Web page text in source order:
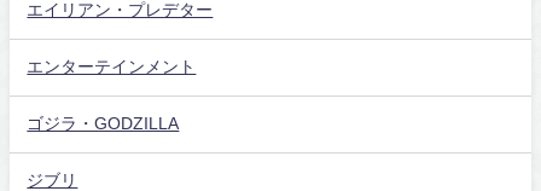
エイリアン・プレデター
エンターテインメント
ゴジラ・GODZILLA
ジブリ